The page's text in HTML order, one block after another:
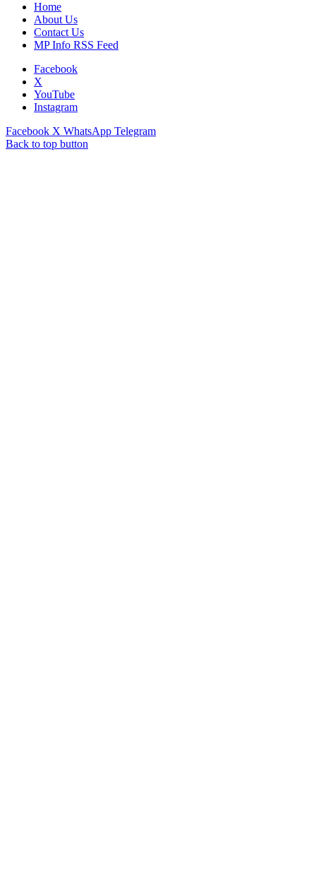
Home
About Us
Contact Us
MP Info RSS Feed
Facebook
X
YouTube
Instagram
Facebook X WhatsApp Telegram
Back to top button